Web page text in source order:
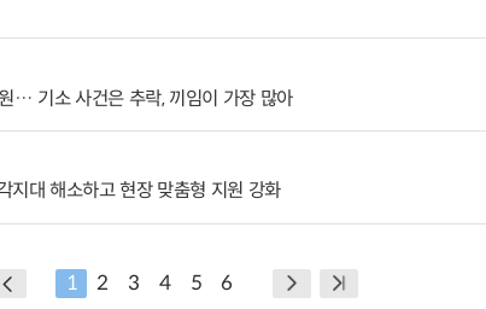
… 기소 사건은 추락, 끼임이 가장 많아
지대 해소하고 현장 맞춤형 지원 강화
1 2 3 4 5 6